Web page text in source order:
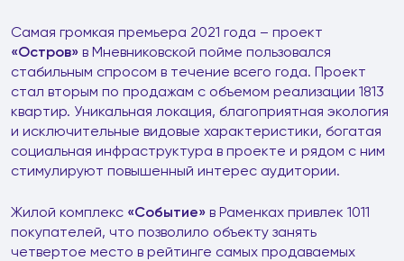
Самая громкая премьера 2021 года – проект
«Остров» в Мневниковской пойме пользовался
стабильным спросом в течение всего года. Проект
стал вторым по продажам с объемом реализации 1813
квартир. Уникальная локация, благоприятная экология
и исключительные видовые характеристики, богатая
социальная инфраструктура в проекте и рядом с ним
стимулируют повышенный интерес аудитории.
Жилой комплекс «Событие» в Раменках привлек 1011
покупателей, что позволило объекту занять
четвертое место в рейтинге самых продаваемых